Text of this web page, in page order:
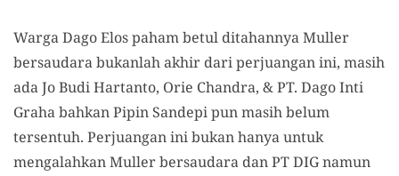
Warga Dago Elos paham betul ditahannya Muller
bersaudara bukanlah akhir dari perjuangan ini, masih
ada Jo Budi Hartanto, Orie Chandra, & PT. Dago Inti
Graha bahkan Pipin Sandepi pun masih belum
tersentuh. Perjuangan ini bukan hanya untuk
mengalahkan Muller bersaudara dan PT DIG namun